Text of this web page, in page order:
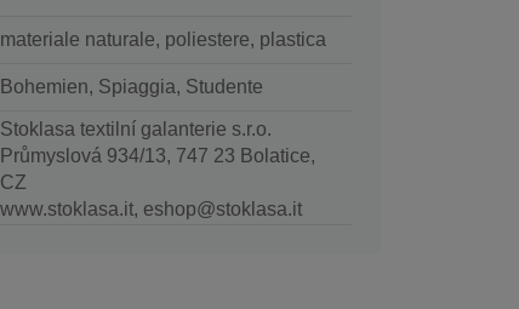
materiale naturale, poliestere, plastica
Bohemien, Spiaggia, Studente
Stoklasa textilní galanterie s.r.o.
Průmyslová 934/13, 747 23 Bolatice,
CZ
www.stoklasa.it, eshop@stoklasa.it